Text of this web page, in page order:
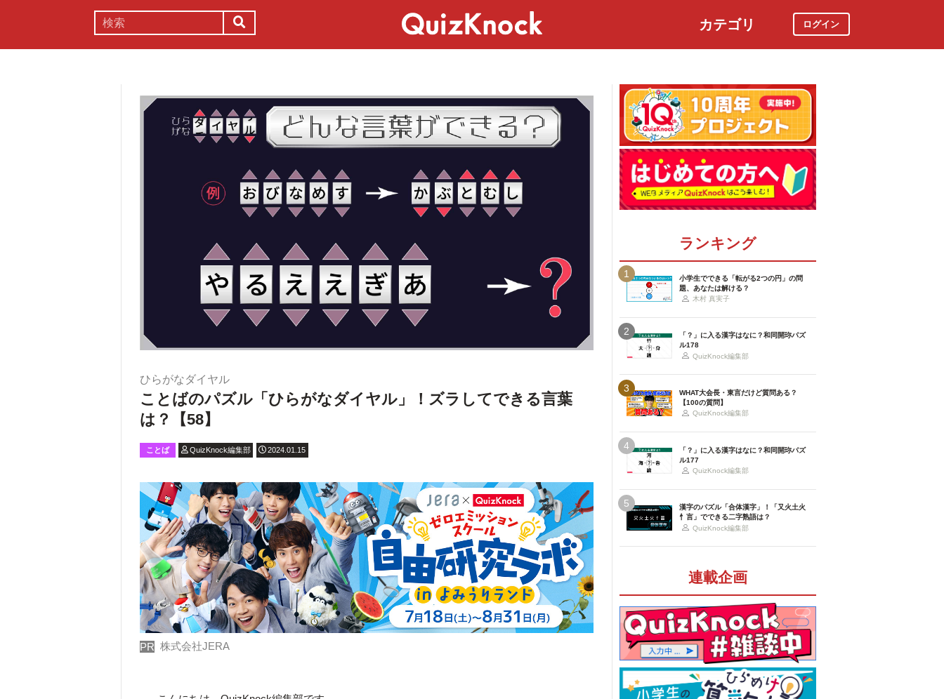
カテゴリ ログイン
ひらがなダイヤル
ことばのパズル「ひらがなダイヤル」！ズラしてできる言葉
は？【58】
ことば QuizKnock編集部 2024.01.15
PR 株式会社JERA
ランキング
1
小学生でできる「転がる2つの円」の問
題、あなたは解ける？
木村 真実子
2
「？」に入る漢字はなに？和同開珎パズ
ル178
QuizKnock編集部
3
WHAT大会長・東言だけど質問ある？
【100の質問】
QuizKnock編集部
4
「？」に入る漢字はなに？和同開珎パズ
ル177
QuizKnock編集部
5
漢字のパズル「合体漢字」！「又火土火
忄言」でできる二字熟語は？
QuizKnock編集部
連載企画